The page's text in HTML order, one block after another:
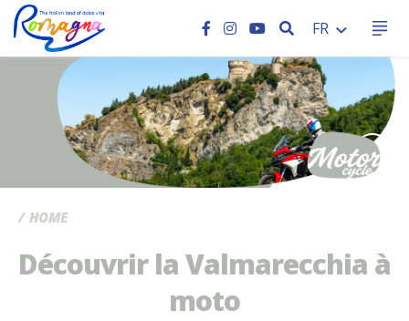
RECHERCHER
FR
CC
HOME
Découvrir la Valmarecchia à
moto